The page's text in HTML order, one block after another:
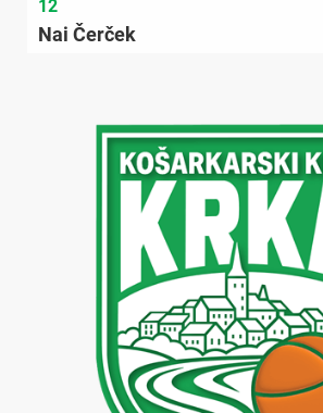
12
Nai Čerček